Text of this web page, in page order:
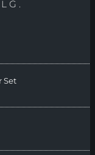
Set